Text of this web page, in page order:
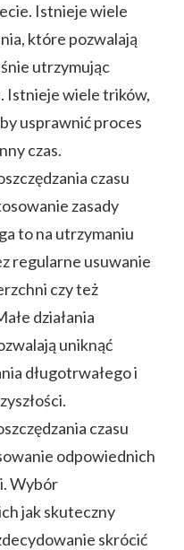
Istnieje wiele
które pozwalają
utrzymując
Istnieje wiele trików,
usprawnić proces
czas.
czasu
zasady
to na utrzymaniu
regularne usuwanie
czy też
działania
uniknąć
długotrwałego i
czasu
odpowiednich
Wybór
jak skuteczny
skrócić